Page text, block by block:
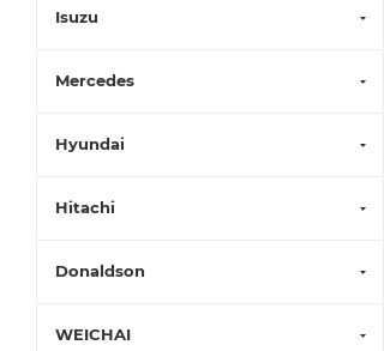
Isuzu
Mercedes
Hyundai
Hitachi
Donaldson
WEICHAI